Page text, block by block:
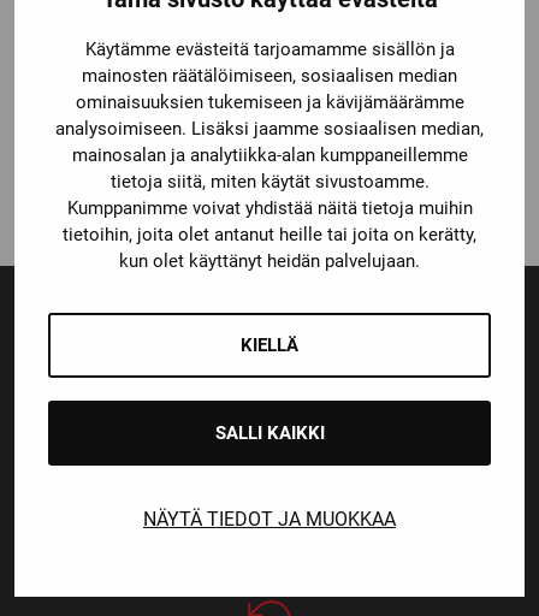
Käytämme evästeitä tarjoamamme sisällön ja
mainosten räätälöimiseen, sosiaalisen median
ominaisuuksien tukemiseen ja kävijämäärämme
analysoimiseen. Lisäksi jaamme sosiaalisen median,
mainosalan ja analytiikka-alan kumppaneillemme
tietoja siitä, miten käytät sivustoamme.
Kumppanimme voivat yhdistää näitä tietoja muihin
tietoihin, joita olet antanut heille tai joita on kerätty,
kun olet käyttänyt heidän palvelujaan.
KIELLÄ
SALLI KAIKKI
NÄYTÄ TIEDOT JA MUOKKAA
Edea
EDEA TEMPO
BALANCE
TAITOLUISTIN
199,00€Alkuperäinen
hinta
oli:
199,00 €.
159,20€Nykyinen
hinta
on:
159,20 €.
Nopeat toimitusajat